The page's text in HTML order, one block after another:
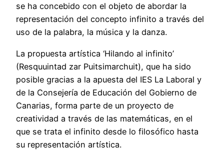
se ha concebido con el objeto de abordar la
representación del concepto infinito a través del
uso de la palabra, la música y la danza.
La propuesta artística ‘Hilando al infinito’
(Resquuintad zar Puitsimarchuit), que ha sido
posible gracias a la apuesta del IES La Laboral y
de la Consejería de Educación del Gobierno de
Canarias, forma parte de un proyecto de
creatividad a través de las matemáticas, en el
que se trata el infinito desde lo filosófico hasta
su representación artística.